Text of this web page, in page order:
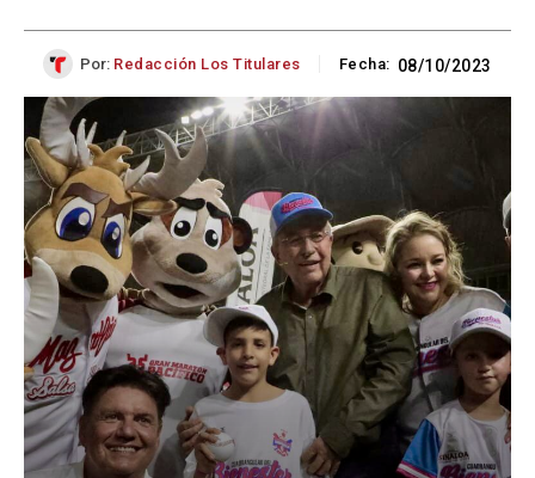
Por: Redacción Los Titulares Fecha: 08/10/2023